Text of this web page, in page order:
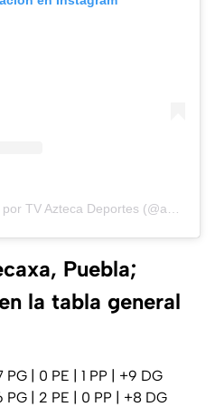
Puebla;
la tabla general
| 0 PE | 1 PP | +9 DG
| 2 PE | 0 PP | +8 DG